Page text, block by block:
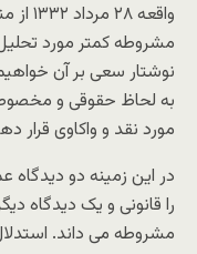
مشروطه کمتر مورد
نوشتار سعی بر آن
به لحاظ حقوقی و
مورد نقد و واکاوی قرار
در این زمینه دو
را قانونی و یک دیدگاه
مشروطه می داند.